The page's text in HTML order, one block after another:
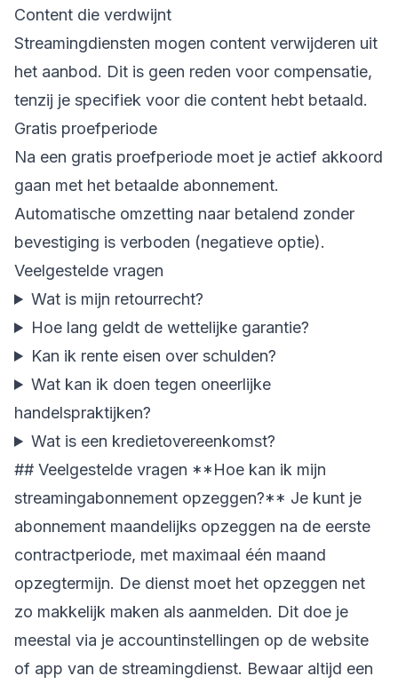
Content die verdwijnt
Streamingdiensten mogen content verwijderen uit
het aanbod. Dit is geen reden voor compensatie,
tenzij je specifiek voor die content hebt betaald.
Gratis proefperiode
Na een gratis proefperiode moet je actief akkoord
gaan met het betaalde abonnement.
Automatische omzetting naar betalend zonder
bevestiging is verboden (negatieve optie).
Veelgestelde vragen
Wat is mijn retourrecht?
Hoe lang geldt de wettelijke garantie?
Kan ik rente eisen over schulden?
Wat kan ik doen tegen oneerlijke
handelspraktijken?
Wat is een kredietovereenkomst?
## Veelgestelde vragen **Hoe kan ik mijn
streamingabonnement opzeggen?** Je kunt je
abonnement maandelijks opzeggen na de eerste
contractperiode, met maximaal één maand
opzegtermijn. De dienst moet het opzeggen net
zo makkelijk maken als aanmelden. Dit doe je
meestal via je accountinstellingen op de website
of app van de streamingdienst. Bewaar altijd een